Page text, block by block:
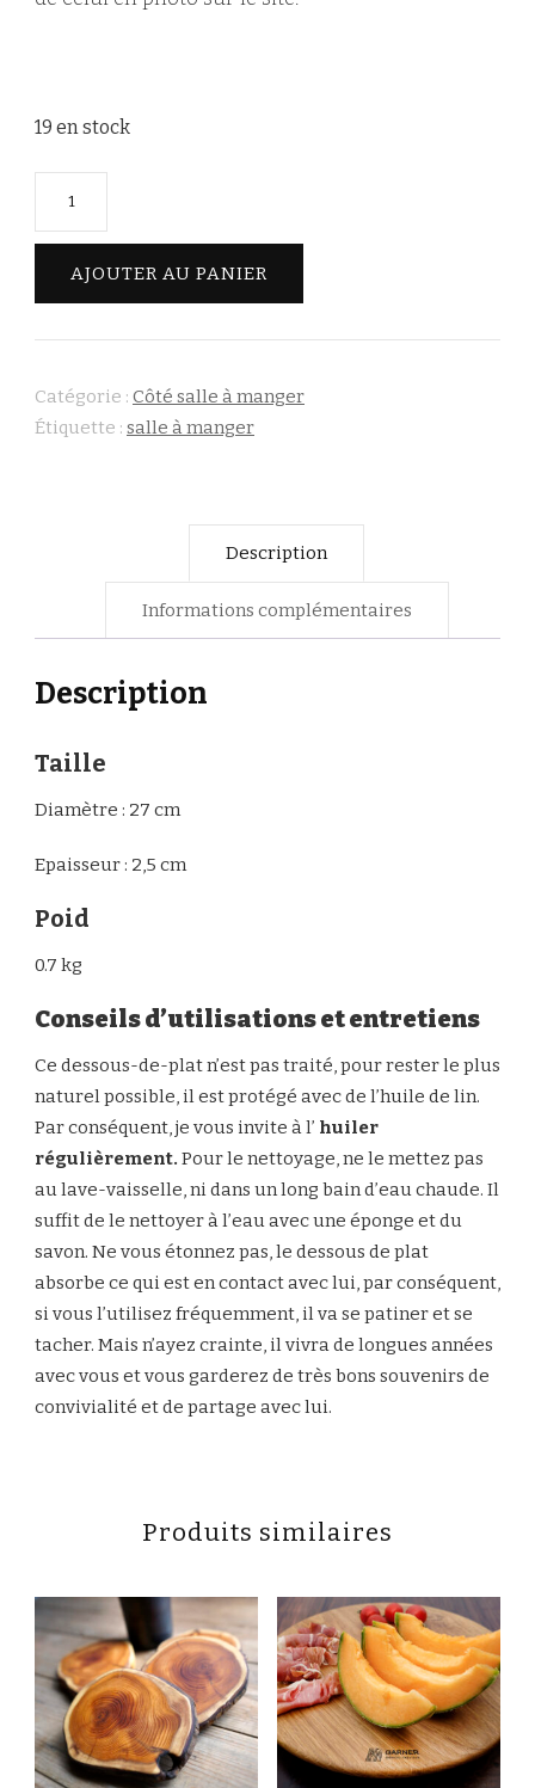
19 en stock
chêne
massif
AJOUTER AU PANIER
Catégorie : Côté salle à manger
Étiquette : salle à manger
Description
Informations complémentaires
Description
Taille
Diamètre : 27 cm
Epaisseur : 2,5 cm
Poid
0.7 kg
Conseils d’utilisations et entretiens
Ce dessous-de-plat n’est pas traité, pour rester le plus
naturel possible, il est protégé avec de l’huile de lin.
Par conséquent, je vous invite à l’ huiler
régulièrement. Pour le nettoyage, ne le mettez pas
au lave-vaisselle, ni dans un long bain d’eau chaude. Il
suffit de le nettoyer à l’eau avec une éponge et du
savon. Ne vous étonnez pas, le dessous de plat
absorbe ce qui est en contact avec lui, par conséquent,
si vous l’utilisez fréquemment, il va se patiner et se
tacher. Mais n’ayez crainte, il vivra de longues années
avec vous et vous garderez de très bons souvenirs de
convivialité et de partage avec lui.
Produits similaires